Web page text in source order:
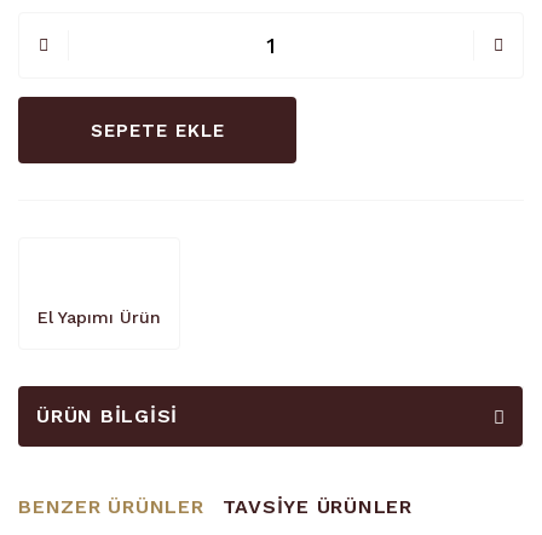
SEPETE EKLE
El Yapımı Ürün
ÜRÜN BILGISI
BENZER ÜRÜNLER TAVSİYE ÜRÜNLER